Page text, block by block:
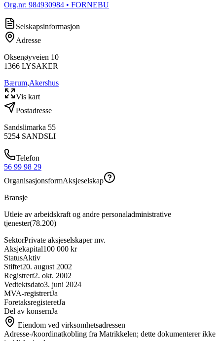
Org.nr: 984930984 • FORNEBU
Selskapsinformasjon
Adresse
Oksenøyveien 10
1366 LYSAKER
Bærum,Akershus
Vis kart
Postadresse
Sandslimarka 55
5254 SANDSLI
Telefon
56 99 98 29
OrganisasjonsformAksjeselskap
Bransje
Utleie av arbeidskraft og andre personaladministrative
tjenester(78.200)
SektorPrivate aksjeselskaper mv.
Aksjekapital100 000 kr
StatusAktiv
Stiftet20. august 2002
Registrert2. okt. 2002
Vedtektsdato3. juni 2024
MVA-registrertJa
ForetaksregisteretJa
Del av konsernJa
Eiendom ved virksomhetsadressen
Adresse-/koordinatkobling fra Matrikkelen; dette dokumenterer ikke